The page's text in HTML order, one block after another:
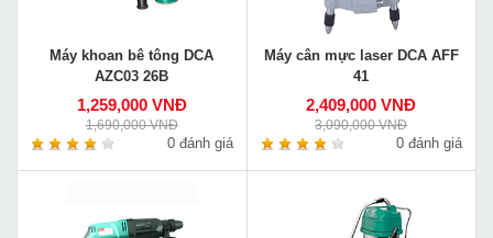
Máy khoan bê tông DCA
AZC03 26B
1,259,000 VNĐ
1,690,000 VNĐ
0 đánh giá
Máy cân mực laser DCA AFF
41
2,409,000 VNĐ
3,090,000 VNĐ
0 đánh giá